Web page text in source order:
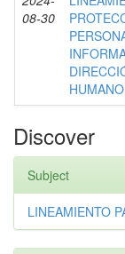
08-30
Discover
Subject
LINEAMIENTO